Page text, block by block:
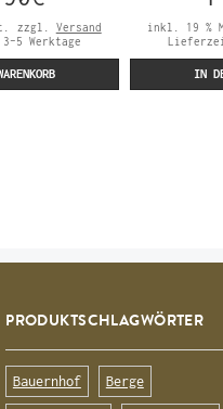
zzgl. Versand
3-5 Werktage
inkl. 19 %
IN
PRODUKTSCHLAGWÖRTER
Bauernhof Berge